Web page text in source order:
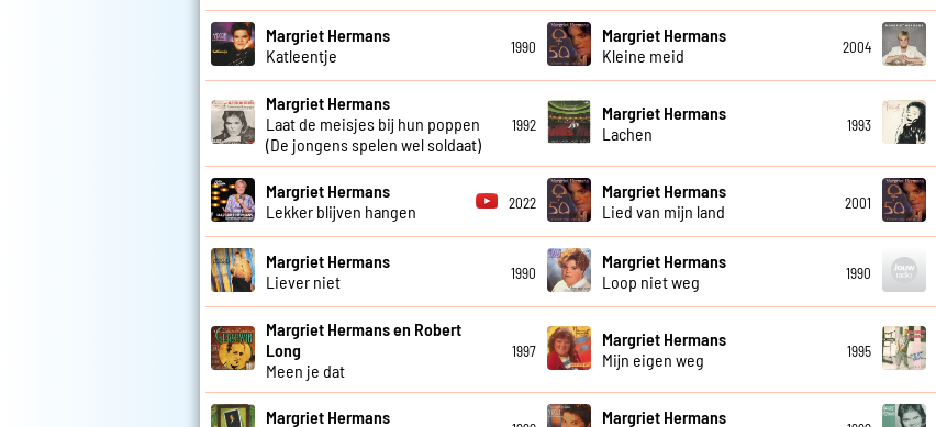
Margriet Hermans
Katleentje
1990
Margriet Hermans
Kleine meid
2004
Margriet Hermans
Laat de meisjes bij hun poppen
(De jongens spelen wel soldaat)
1992
Margriet Hermans
Lachen
1993
Margriet Hermans
Lekker blijven hangen
2022
Margriet Hermans
Lied van mijn land
2001
Margriet Hermans
Liever niet
1990
Margriet Hermans
Loop niet weg
1990
Margriet Hermans en Robert
Long
Meen je dat
1997
Margriet Hermans
Mijn eigen weg
1995
Margriet Hermans
Margriet Hermans